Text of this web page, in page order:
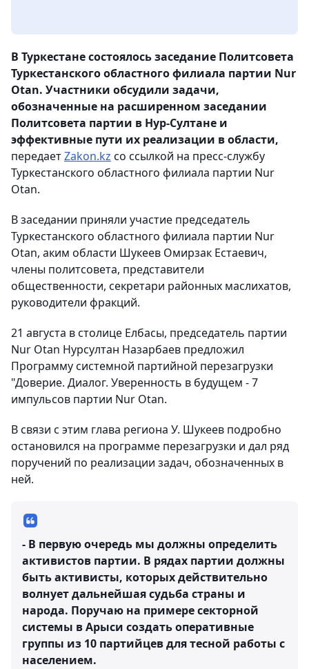
В Туркестане состоялось заседание Политсовета
Туркестанского областного филиала партии Nur
Otan. Участники обсудили задачи,
обозначенные на расширенном заседании
Политсовета партии в Нур-Султане и
эффективные пути их реализации в области,
передаетZakon.kz со ссылкой на пресс-службу
Туркестанского областного филиала партии Nur
Otan.
В заседании приняли участие председатель
Туркестанского областного филиала партии Nur
Otan, аким области Шукеев Омирзак Естаевич,
члены политсовета, представители
общественности, секретари районных маслихатов,
руководители фракций.
21 августа в столице Елбасы, председатель партии
Nur Otan Нурсултан Назарбаев предложил
Программу системной партийной перезагрузки
"Доверие. Диалог. Уверенность в будущем - 7
импульсов партии Nur Otan.
В связи с этим глава региона У. Шукеев подробно
остановился на программе перезагрузки и дал ряд
поручений по реализации задач, обозначенных в
ней.
- В первую очередь мы должны определить
активистов партии. В рядах партии должны
быть активисты, которых действительно
волнует дальнейшая судьба страны и
народа. Поручаю на примере секторной
системы в Арыси создать оперативные
группы из 10 партийцев для тесной работы с
населением.